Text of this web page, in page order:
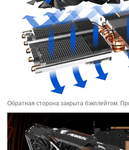
Обратная сторона закрыта бэкплейтом.